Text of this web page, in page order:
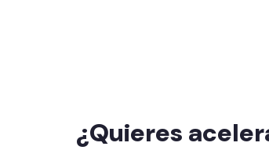
¿Quieres